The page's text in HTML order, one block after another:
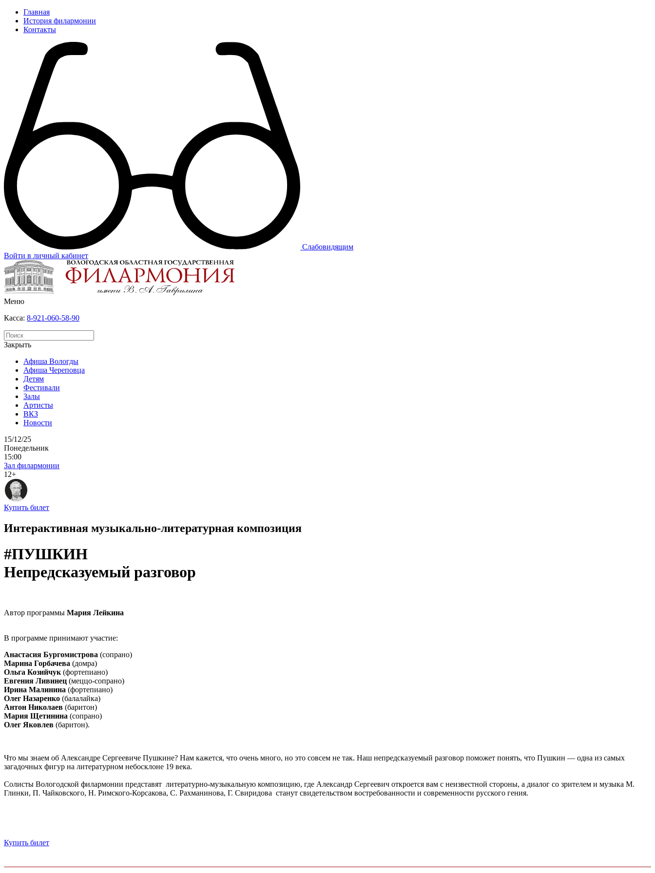
Главная
История филармонии
Контакты
Слабовидящим
Войти в личный кабинет
Меню
Касса: 8-921-060-58-90
Закрыть
Афиша Вологды
Афиша Череповца
Детям
Фестивали
Залы
Артисты
ВКЗ
Новости
15/12/25
Понедельник
15:00
Зал филармонии
12+
Купить билет
Интерактивная музыкально-литературная композиция
#ПУШКИН
Непредсказуемый разговор
Автор программы Мария Лейкина
В программе принимают участие:
Анастасия Бургомистрова (сопрано)
Марина Горбачева (домра)
Ольга Козийчук (фортепиано)
Евгения Ливинец (меццо-сопрано)
Ирина Малинина (фортепиано)
Олег Назаренко (балалайка)
Антон Николаев (баритон)
Мария Щетинина (сопрано)
Олег Яковлев (баритон).
Что мы знаем об Александре Сергеевиче Пушкине? Нам кажется, что очень много, но это совсем не так. Наш непредсказуемый разговор поможет понять, что Пушкин — одна из самых
загадочных фигур на литературном небосклоне 19 века.
Солисты Вологодской филармонии представят литературно-музыкальную композицию, где Александр Сергеевич откроется вам с неизвестной стороны, а диалог со зрителем и музыка М.
Глинки, П. Чайковского, Н. Римского-Корсакова, С. Рахманинова, Г. Свиридова станут свидетельством востребованности и современности русского гения.
Купить билет